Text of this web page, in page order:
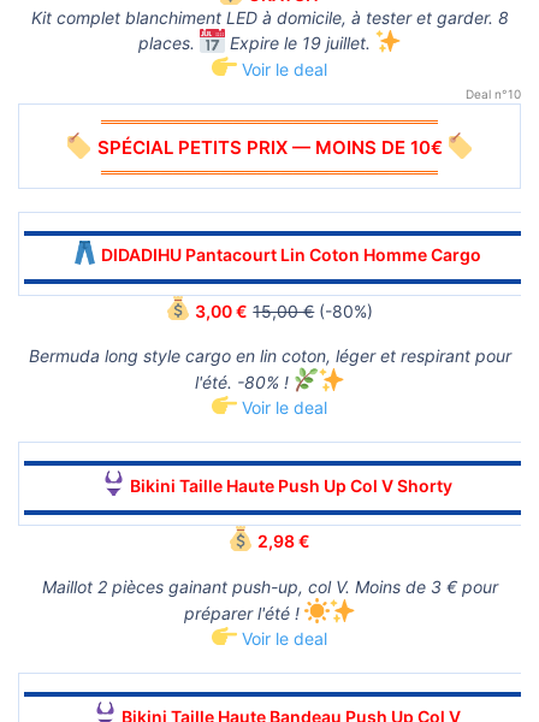
Kit complet blanchiment LED à domicile, à tester et garder. 8
places.
Expire le 19 juillet.
Voir le deal
Deal n°10
════════════════════════════
SPÉCIAL PETITS PRIX — MOINS DE 10€
════════════════════════════
▬▬▬▬▬▬▬▬▬▬▬▬▬▬▬▬▬▬▬▬▬▬▬▬▬▬▬▬▬▬
DIDADIHU Pantacourt Lin Coton Homme Cargo
▬▬▬▬▬▬▬▬▬▬▬▬▬▬▬▬▬▬▬▬▬▬▬▬▬▬▬▬▬▬
3,00 € 15,00 €(-80%)
Bermuda long style cargo en lin coton, léger et respirant pour
l'été. -80% !
Voir le deal
▬▬▬▬▬▬▬▬▬▬▬▬▬▬▬▬▬▬▬▬▬▬▬▬▬▬▬▬▬▬
Bikini Taille Haute Push Up Col V Shorty
▬▬▬▬▬▬▬▬▬▬▬▬▬▬▬▬▬▬▬▬▬▬▬▬▬▬▬▬▬▬
2,98 €
Maillot 2 pièces gainant push-up, col V. Moins de 3 € pour
préparer l'été !
Voir le deal
▬▬▬▬▬▬▬▬▬▬▬▬▬▬▬▬▬▬▬▬▬▬▬▬▬▬▬▬▬▬
Bikini Taille Haute Bandeau Push Up Col V